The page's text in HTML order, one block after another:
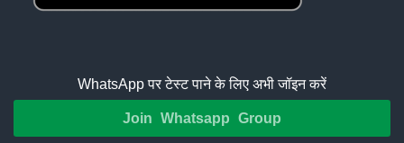
WhatsApp पर टेस्ट पाने के लिए अभी जॉइन करें
Join Whatsapp Group